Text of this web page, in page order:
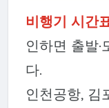
비행기 시간
인하면 출발
다.
인천공항, 김